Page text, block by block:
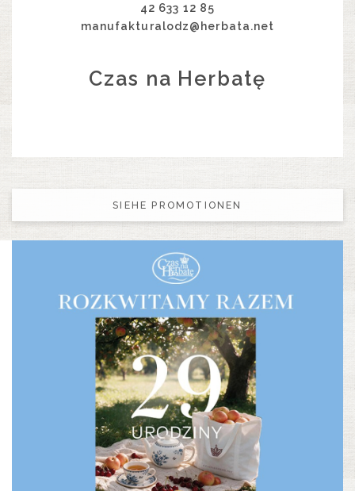
42 633 12 85
manufakturalodz@herbata.net
Czas na Herbatę
SIEHE PROMOTIONEN
29 Urodziny Czas na Herbatę